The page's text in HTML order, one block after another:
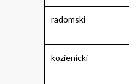
radomski
kozienicki